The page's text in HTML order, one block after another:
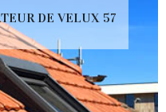
DE VELUX 57